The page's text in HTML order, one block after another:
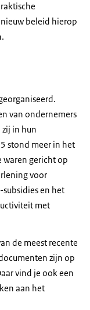
beleid hierop
van ondernemers
in hun
stond meer in het
waren gericht op
voor
en het
met
de meest recente
zijn op
vind je ook een
aan het